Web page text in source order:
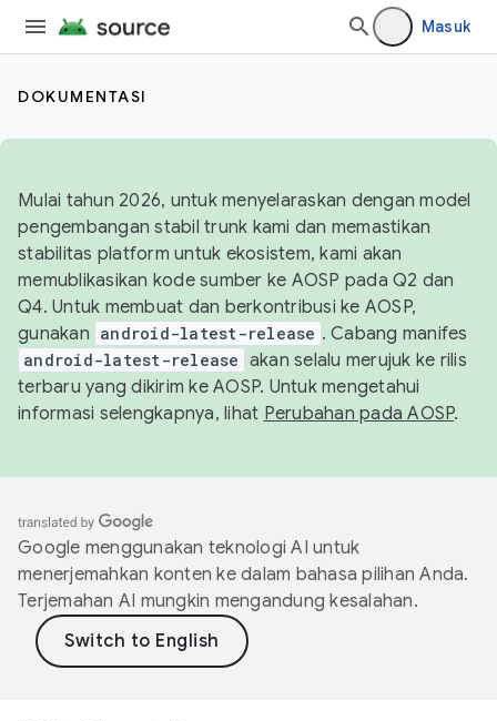
Masuk
DOKUMENTASI
Mulai tahun 2026, untuk menyelaraskan dengan model
pengembangan stabil trunk kami dan memastikan
stabilitas platform untuk ekosistem, kami akan
memublikasikan kode sumber ke AOSP pada Q2 dan
Q4. Untuk membuat dan berkontribusi ke AOSP,
gunakan android-latest-release . Cabang manifes
android-latest-release akan selalu merujuk ke rilis
terbaru yang dikirim ke AOSP. Untuk mengetahui
informasi selengkapnya, lihat Perubahan pada AOSP.
Google menggunakan teknologi AI untuk
menerjemahkan konten ke dalam bahasa pilihan Anda.
Terjemahan AI mungkin mengandung kesalahan.